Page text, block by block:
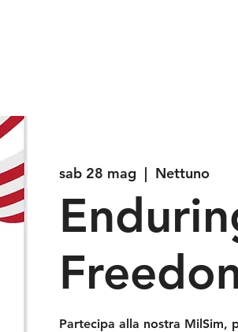
sab 28 mag
  |
Nettuno
Partecipa alla nostra MilSim,